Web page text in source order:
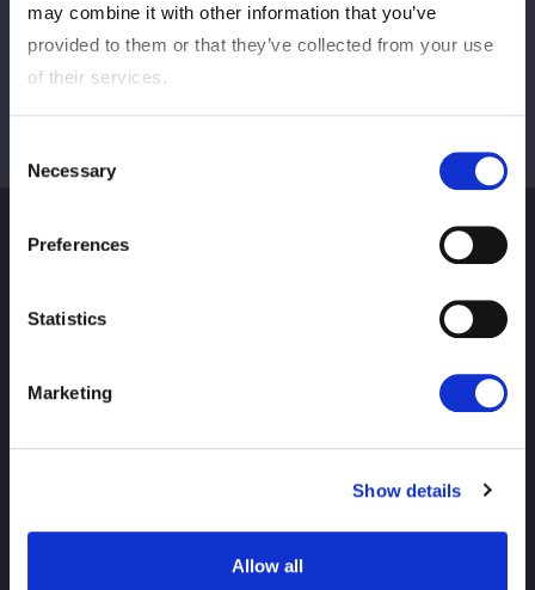
may combine it with other information that you’ve
provided to them or that they’ve collected from your use
of their services.
Selection
Necessary
Preferences
Statistics
Marketing
Show details
Allow all
Spieler Einführung
Waren